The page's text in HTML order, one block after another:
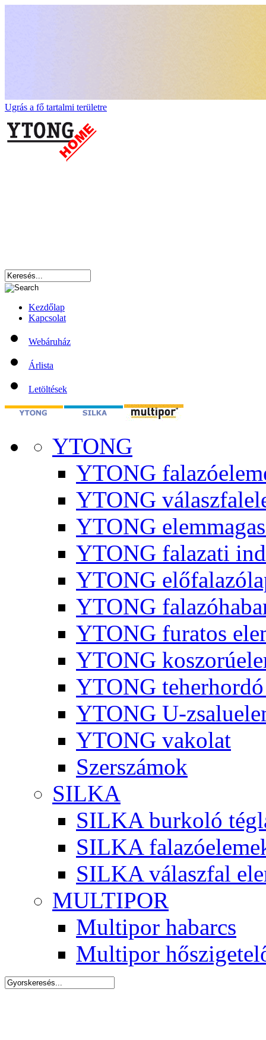
Ugrás a fő tartalmi területre
Kezdőlap
Kapcsolat
Webáruház
Árlista
Letöltések
YTONG
YTONG
YTONG
YTONG
YTONG falazati
YTONG
YTONG
YTONG furatos
YTONG
YTONG
YTONG U-
YTONG vakolat
Szerszámok
SILKA
SILKA burkoló
SILKA
SILKA válaszfal
MULTIPOR
Multipor habarcs
Multipor